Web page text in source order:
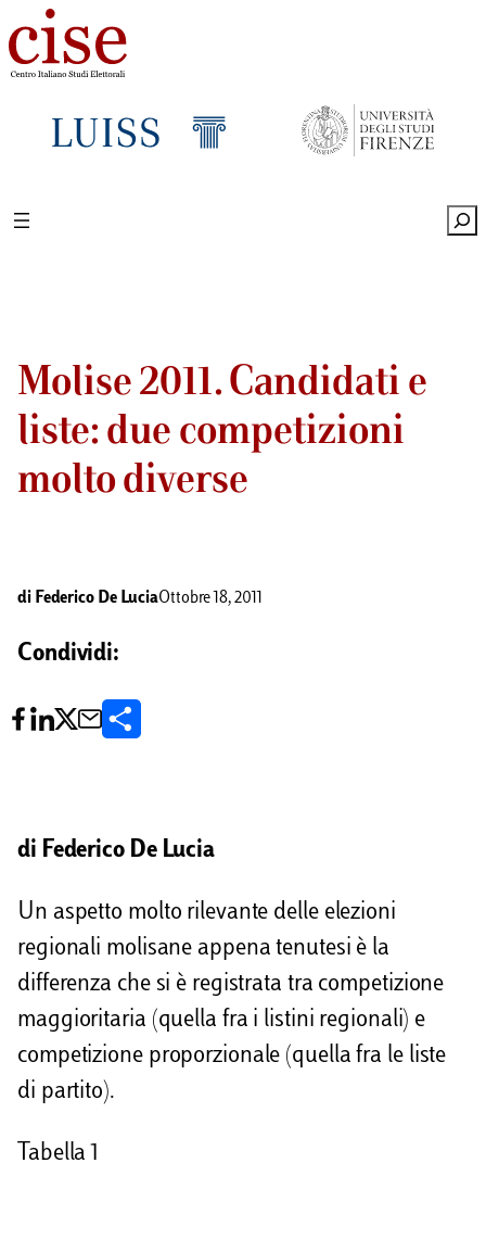
Molise 2011. Candidati e
liste: due competizioni
molto diverse
di Federico De LuciaOttobre 18, 2011
Condividi:
d
v
i
d
i
di Federico De Lucia
Un aspetto molto rilevante delle elezioni
regionali molisane appena tenutesi è la
differenza che si è registrata tra competizione
maggioritaria (quella fra i listini regionali) e
competizione proporzionale (quella fra le liste
di partito).
Tabella 1